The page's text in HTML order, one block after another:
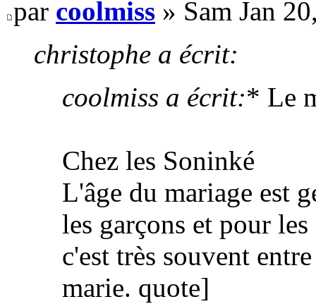
par coolmiss » Sam Jan
christophe a écrit:
coolmiss a écrit:* Le
Chez les Soninké
L'âge du mariage est
les garçons et pour
c'est très souvent
marie. quote]